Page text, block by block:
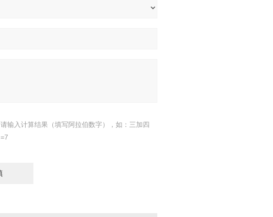
请输入计算结果（填写阿拉伯数字），如：三加四
=7